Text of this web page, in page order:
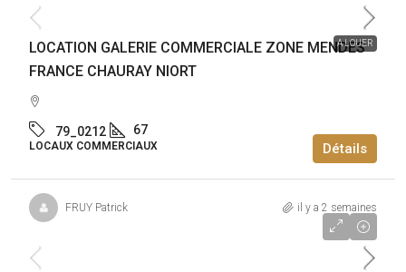
A LOUER
LOCATION GALERIE COMMERCIALE ZONE MENDES
FRANCE CHAURAY NIORT
79_0212 67
LOCAUX COMMERCIAUX Détails
FRUY Patrick il y a 2 semaines